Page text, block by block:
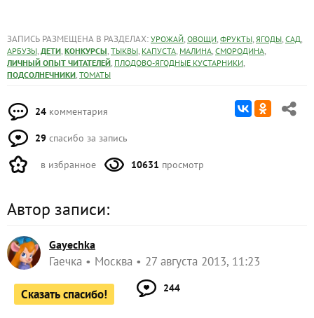
ЗАПИСЬ РАЗМЕЩЕНА В РАЗДЕЛАХ: УРОЖАЙ, ОВОЩИ, ФРУКТЫ, ЯГОДЫ, САД,
АРБУЗЫ, ДЕТИ, КОНКУРСЫ, ТЫКВЫ, КАПУСТА, МАЛИНА, СМОРОДИНА,
ЛИЧНЫЙ ОПЫТ ЧИТАТЕЛЕЙ, ПЛОДОВО-ЯГОДНЫЕ КУСТАРНИКИ,
ПОДСОЛНЕЧНИКИ, ТОМАТЫ
24 комментария
29 спасибо за запись
в избранное 10631 просмотр
Автор записи:
Gayechka
Гаечка Москва 27 августа 2013, 11:23
Сказать спасибо! 244